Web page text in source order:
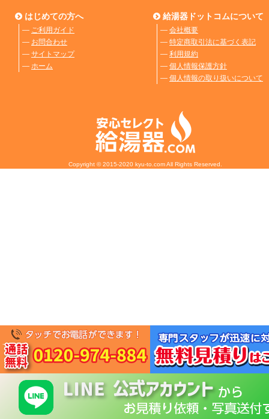
はじめての方へ
― ご利用ガイド
― お問合わせ
― サイトマップ
― ホーム
給湯器ドットコムについて
― 会社概要
― 特定商取引法に基づく表記
― 利用規約
― 個人情報保護方針
― 個人情報の取り扱いについて
Copyright © 2015-2020 kyu-to.com All Rights Reserved.